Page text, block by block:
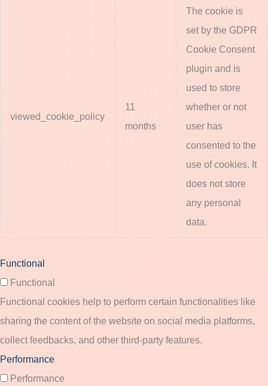
viewed_cookie_policy
11
months
The cookie is
set by the GDPR
Cookie Consent
plugin and is
used to store
whether or not
user has
consented to the
use of cookies. It
does not store
any personal
data.
Functional
Functional
Functional cookies help to perform certain functionalities like
sharing the content of the website on social media platforms,
collect feedbacks, and other third-party features.
Performance
Performance